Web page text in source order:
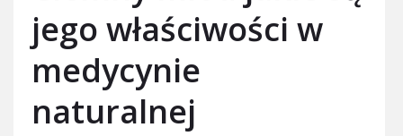
jego właściwości w
medycynie
naturalnej